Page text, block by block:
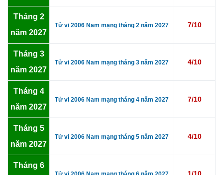
Tháng 2
năm 2027
Tử vi 2006 Nam mạng tháng 2 năm 2027 7/10
Tháng 3
năm 2027
Tử vi 2006 Nam mạng tháng 3 năm 2027 4/10
Tháng 4
năm 2027
Tử vi 2006 Nam mạng tháng 4 năm 2027 7/10
Tháng 5
năm 2027
Tử vi 2006 Nam mạng tháng 5 năm 2027 4/10
Tháng 6
1/10